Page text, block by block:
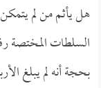
هل يأثم من لم
السلطات المختصة
بحجة أنه لم يبلغ